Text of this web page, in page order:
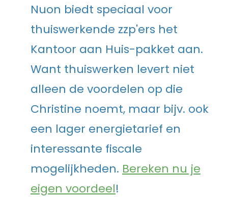
Nuon biedt speciaal voor
thuiswerkende zzp'ers het
Kantoor aan Huis-pakket aan.
Want thuiswerken levert niet
alleen de voordelen op die
Christine noemt, maar bijv. ook
een lager energietarief en
interessante fiscale
mogelijkheden. Bereken nu je
eigen voordeel!